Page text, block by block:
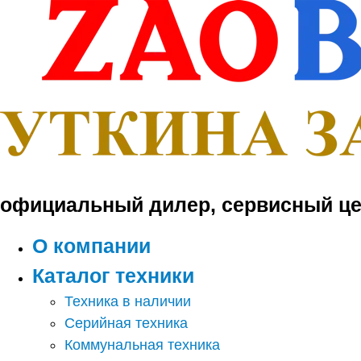
Перейти
содержимому
официальный дилер, сервисный
О компании
Каталог техники
Техника в наличии
Серийная техника
Коммунальная техника